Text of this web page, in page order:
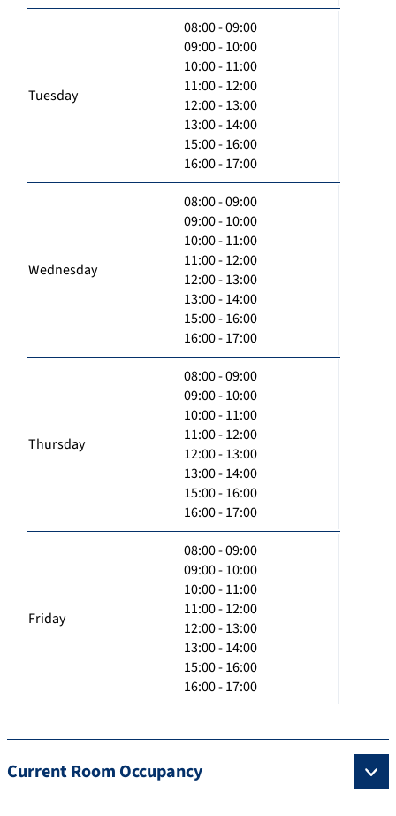
Tuesday
08:00 - 09:00
09:00 - 10:00
10:00 - 11:00
11:00 - 12:00
12:00 - 13:00
13:00 - 14:00
15:00 - 16:00
16:00 - 17:00
Wednesday
08:00 - 09:00
09:00 - 10:00
10:00 - 11:00
11:00 - 12:00
12:00 - 13:00
13:00 - 14:00
15:00 - 16:00
16:00 - 17:00
Thursday
08:00 - 09:00
09:00 - 10:00
10:00 - 11:00
11:00 - 12:00
12:00 - 13:00
13:00 - 14:00
15:00 - 16:00
16:00 - 17:00
Friday
08:00 - 09:00
09:00 - 10:00
10:00 - 11:00
11:00 - 12:00
12:00 - 13:00
13:00 - 14:00
15:00 - 16:00
16:00 - 17:00
Current Room Occupancy